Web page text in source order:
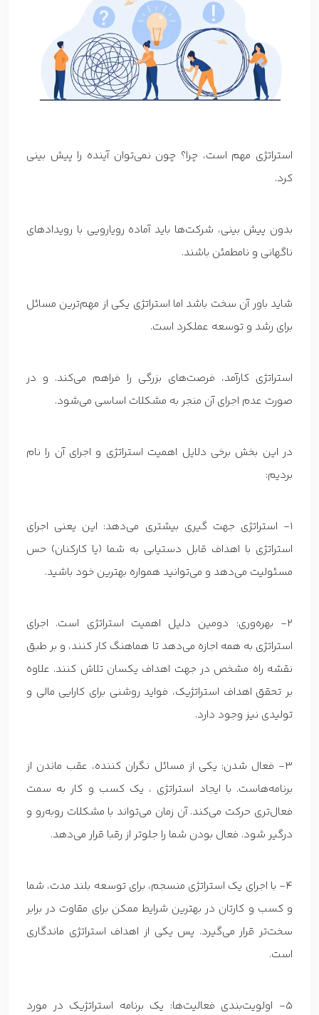
استراتژی مهم است، چرا؟ چون نمی‌توان آینده را پیش بینی
کرد.
بدون پیش بینی، شرکت‌ها باید آماده رویارویی با رویدادهای
ناگهانی و نامطمئن باشند.
شاید باور آن سخت باشد اما استراتژی یکی از مهم‌ترین مسائل
برای رشد و توسعه عملکرد است.
استراتژی کارآمد، فرصت‌های بزرگی را فراهم می‌کند. و در
صورت عدم اجرای آن منجر به مشکلات اساسی می‌شود.
در این بخش برخی دلایل اهمیت استراتژی و اجرای آن را نام
بردیم:
1- استراتژی جهت گیری بیشتری می‌دهد: این یعنی اجرای
استراتژی با اهداف قابل دستیابی به شما (یا کارکنان) حس
مسئولیت می‌دهد و می‌توانید همواره بهترین خود باشید.
2- بهره‌وری: دومین دلیل اهمیت استراتژی است. اجرای
استراتژی به همه اجازه می‌دهد تا هماهنگ کار کنند، و بر طبق
نقشه راه مشخص در جهت اهداف یکسان تلاش کنند. علاوه
بر تحقق اهداف استراتژیک، فواید روشنی برای کارایی مالی و
تولیدی نیز وجود دارد.
3- فعال شدن: یکی از مسائل نگران کننده، عقب ماندن از
برنامه‌هاست. با ایجاد استراتژی ، یک کسب و کار به سمت
فعال‌تری حرکت می‌کند. آن زمان می‌تواند با مشکلات روبه‌رو و
درگیر شود. فعال بودن شما را جلوتر از رقبا قرار می‌دهد.
4- با اجرای یک استراتژی منسجم، برای توسعه بلند مدت، شما
و کسب و کارتان در بهترین شرایط ممکن برای مقاوت در برابر
سخت‌تر قرار می‌گیرد. پس یکی از اهداف استراتژی ماندگاری
است.
5- اولویت‌بندی فعالیت‌ها: یک برنامه استراتژیک در مورد